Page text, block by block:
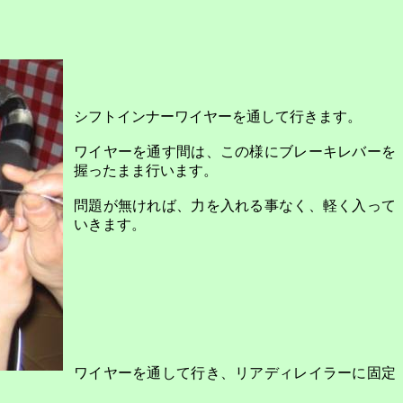
シフトインナーワイヤーを通して行きます。
ワイヤーを通す間は、この様にブレーキレバーを
握ったまま行います。
問題が無ければ、力を入れる事なく、軽く入って
いきます。
ワイヤーを通して行き、リアディレイラーに固定